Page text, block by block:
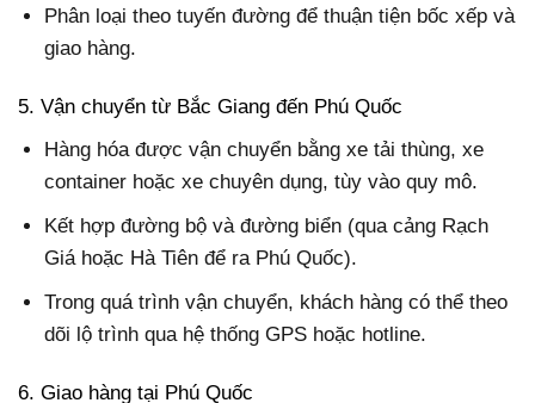
Phân loại theo tuyến đường để thuận tiện bốc xếp và
giao hàng.
5. Vận chuyển từ Bắc Giang đến Phú Quốc
Hàng hóa được vận chuyển bằng xe tải thùng, xe
container hoặc xe chuyên dụng, tùy vào quy mô.
Kết hợp đường bộ và đường biển (qua cảng Rạch
Giá hoặc Hà Tiên để ra Phú Quốc).
Trong quá trình vận chuyển, khách hàng có thể theo
dõi lộ trình qua hệ thống GPS hoặc hotline.
6. Giao hàng tại Phú Quốc